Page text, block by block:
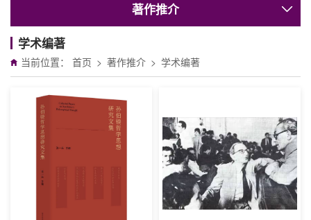
著作推介
学术编著
当前位置： 首页 > 著作推介 > 学术编著